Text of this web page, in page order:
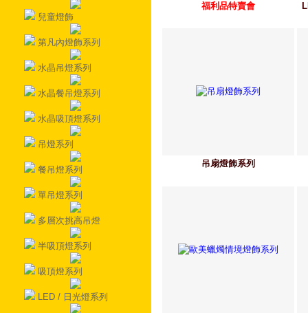
兒童燈飾
第凡內燈飾系列
水晶吊燈系列
水晶餐吊燈系列
水晶吸頂燈系列
吊燈系列
餐吊燈系列
單吊燈系列
多層次挑高吊燈
半吸頂燈系列
吸頂燈系列
LED / 日光燈系列
福利品特賣會
吊扇燈飾系列